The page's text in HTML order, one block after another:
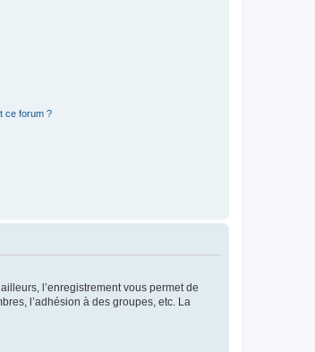
ce forum ?
l’enregistrement vous permet de
l’adhésion à des groupes, etc. La